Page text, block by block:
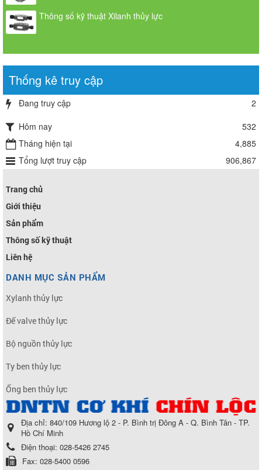
Thông số kỹ thuật Xilanh thủy lực
Thống kê truy cập
Đang truy cập
2
Hôm nay
532
Tháng hiện tại
4,885
Tổng lượt truy cập
906,867
Trang chủ
Giới thiệu
Sản phẩm
Thông số kỹ thuật
Liên hệ
DANH MỤC SẢN PHẨM
Xylanh thủy lực
Đế valve thủy lực
Bộ nguồn thủy lực
Ty ben thủy lực
Ống ben thủy lực
Địa chỉ: 840/109 Hương lộ 2 - P. Bình trị Đông A - Q. Bình Tân - TP.
Hồ Chí Minh
Điện thoại: 028-5426 2745
Fax: 028-5400 0596